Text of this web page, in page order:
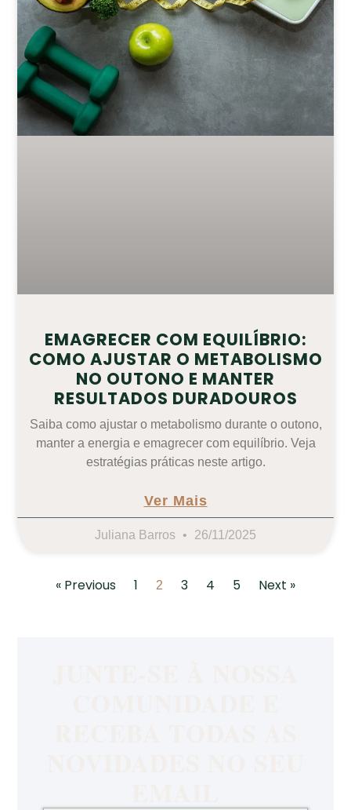
EMAGRECER COM EQUILÍBRIO:
COMO AJUSTAR O METABOLISMO
NO OUTONO E MANTER
RESULTADOS DURADOUROS
Saiba como ajustar o metabolismo durante o outono,
manter a energia e emagrecer com equilíbrio. Veja
estratégias práticas neste artigo.
Ver Mais
Juliana Barros 26/11/2025
« Previous 1 2 3 4 5 Next »